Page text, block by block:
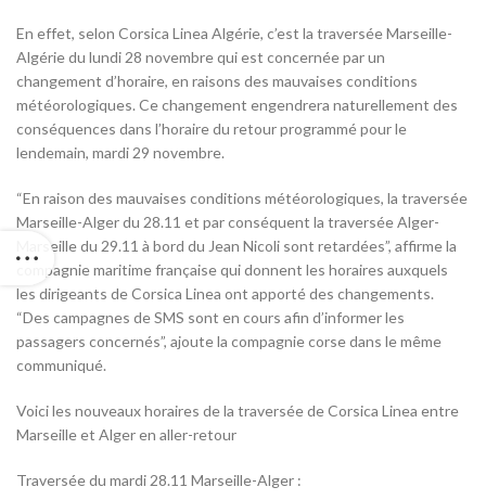
En effet, selon Corsica Linea Algérie, c’est la traversée Marseille-
Algérie du lundi 28 novembre qui est concernée par un
changement d’horaire, en raisons des mauvaises conditions
météorologiques. Ce changement engendrera naturellement des
conséquences dans l’horaire du retour programmé pour le
lendemain, mardi 29 novembre.
“En raison des mauvaises conditions météorologiques, la traversée
Marseille-Alger du 28.11 et par conséquent la traversée Alger-
Marseille du 29.11 à bord du Jean Nicoli sont retardées”, affirme la
compagnie maritime française qui donnent les horaires auxquels
les dirigeants de Corsica Linea ont apporté des changements.
“Des campagnes de SMS sont en cours afin d’informer les
passagers concernés”, ajoute la compagnie corse dans le même
communiqué.
Voici les nouveaux horaires de la traversée de Corsica Linea entre
Marseille et Alger en aller-retour
Traversée du mardi 28.11 Marseille-Alger :